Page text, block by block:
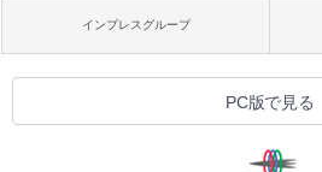
インプレスグループ
PC版で見る